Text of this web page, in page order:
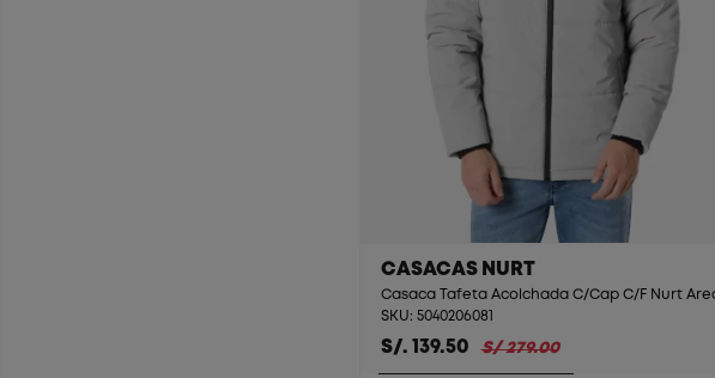
CASACAS NURT
SKU: 5040206081
S/. 139.50 S/ 279.00